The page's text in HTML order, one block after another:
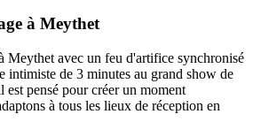
à Meythet
Meythet avec un feu d'artifice synchronisé
intimiste de 3 minutes au grand show de
est pensé pour créer un moment
à tous les lieux de réception en